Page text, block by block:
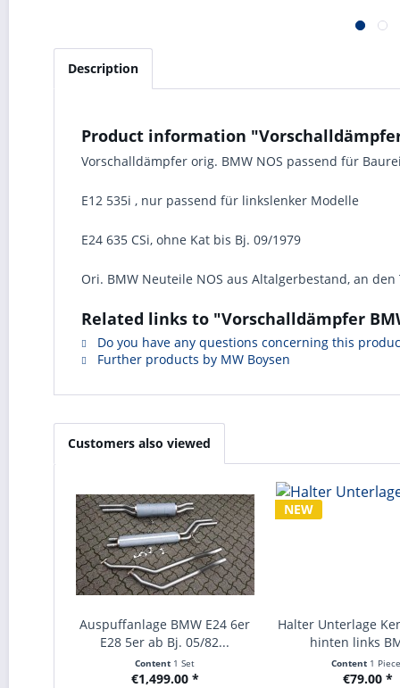
Description
Product information "Vorschalldämpfer
Vorschalldämpfer orig. BMW NOS passend für
E12 535i , nur passend für linkslenker Modelle
E24 635 CSi, ohne Kat bis Bj. 09/1979
Ori. BMW Neuteile NOS aus Altalgerbestand, an
Related links to "Vorschalldämpfer
Do you have any questions concerning this
Further products by MW Boysen
Customers also viewed
Auspuffanlage BMW E24 6er
E28 5er ab Bj. 05/82...
Content 1 Set
€1,499.00 *
NEW
Halter Unterlage
hinten links
Content 1
€79.00 *